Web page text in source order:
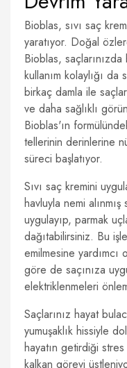
Bioblas, sıvı saç
yaratıyor. Doğal
Bioblas,
kullanım kolaylığı
birkaç damla ile
ve daha sağlıklı
Bioblas'ın
tellerinin derinlerine
süreci başlatıyor.
Sıvı saç kremini
havluyla nemi
uygulayıp, parmak
dağıtabilirsiniz. Bu
emilmesine
göre de saçınıza
elektriklenmeleri
Saçlarınız hayat
yumuşaklık hissiyle
hayatın getirdiği
kalkan görevi